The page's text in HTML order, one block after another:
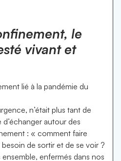
le
vivant et
lié à la pandémie du
n’était plus tant de
autour des
: « comment faire
de sortir et de se voir ?
enfermés dans nos